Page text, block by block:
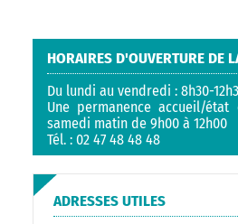
HORAIRES D'OUVERTURE DE
Du lundi au vendredi : 8h30-
Une permanence accueil/
samedi matin de 9h00 à 12h00
Tél. : 02 47 48 48 48
ADRESSES UTILES